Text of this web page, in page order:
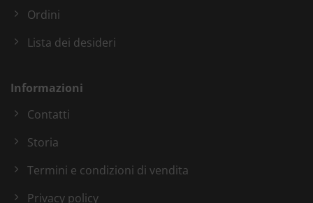
Ordini
Lista dei desideri
Informazioni
Contatti
Storia
Termini e condizioni di vendita
Privacy policy